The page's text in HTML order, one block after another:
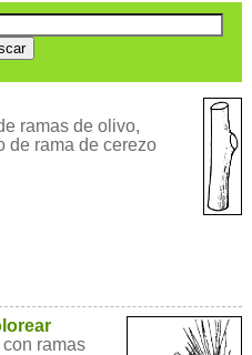
ramas de olivo,
de rama de cerezo
ramas